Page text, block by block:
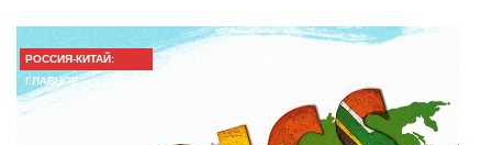
РОССИЯ-КИТАЙ:
ГЛАВНОЕ